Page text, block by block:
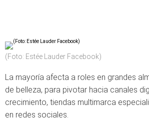
(Foto: Estée Lauder Facebook)
La mayoría afecta a roles en grandes
de belleza, para pivotar hacia canales
crecimiento, tiendas multimarca
en redes sociales.